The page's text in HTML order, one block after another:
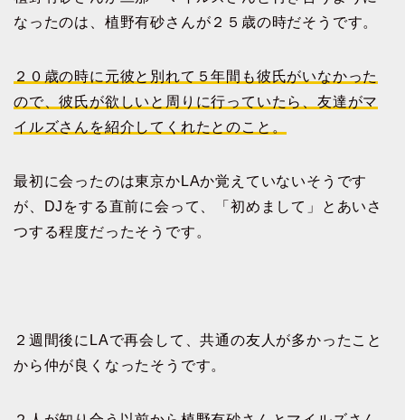
なったのは、植野有砂さんが２５歳の時だそうです。
２０歳の時に元彼と別れて５年間も彼氏がいなかった
ので、彼氏が欲しいと周りに行っていたら、友達がマ
イルズさんを紹介してくれたとのこと。
最初に会ったのは東京かLAか覚えていないそうです
が、DJをする直前に会って、「初めまして」とあいさ
つする程度だったそうです。
２週間後にLAで再会して、共通の友人が多かったこと
から仲が良くなったそうです。